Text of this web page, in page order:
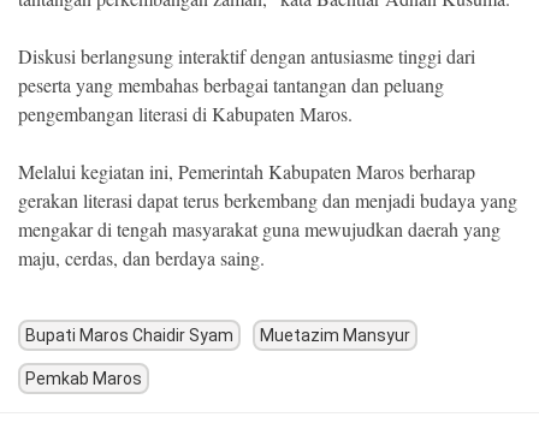
Diskusi berlangsung interaktif dengan antusiasme tinggi dari
peserta yang membahas berbagai tantangan dan peluang
pengembangan literasi di Kabupaten Maros.
Melalui kegiatan ini, Pemerintah Kabupaten Maros berharap
gerakan literasi dapat terus berkembang dan menjadi budaya yang
mengakar di tengah masyarakat guna mewujudkan daerah yang
maju, cerdas, dan berdaya saing.
Bupati Maros Chaidir Syam Muetazim Mansyur
Pemkab Maros